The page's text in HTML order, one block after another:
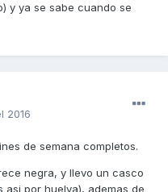
y ya se sabe cuando se
2016
de semana completos.
negra, y llevo un casco
por huelva), ademas de